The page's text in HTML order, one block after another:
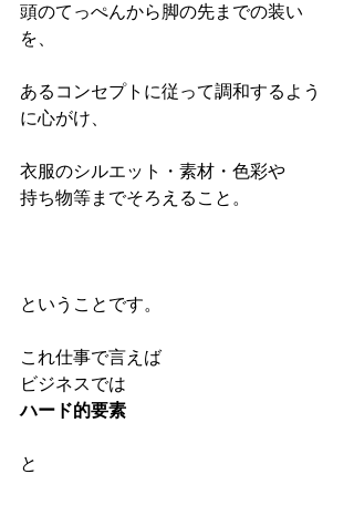
頭のてっぺんから脚の先までの装い
を、
あるコンセプトに従って調和するよう
に心がけ、
衣服のシルエット・素材・色彩や
持ち物等までそろえること。
ということです。
これ仕事で言えば
ビジネスでは
ハード的要素
と